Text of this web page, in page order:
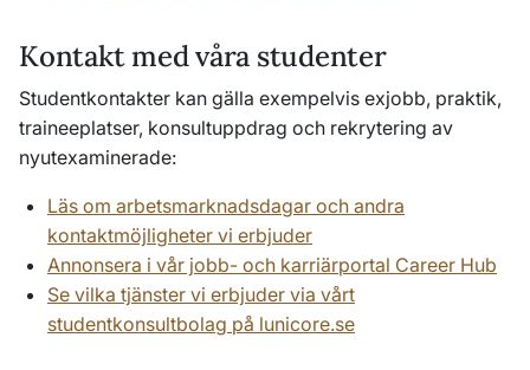
Kontakt med våra studenter
Studentkontakter kan gälla exempelvis exjobb, praktik,
traineeplatser, konsultuppdrag och rekrytering av
nyutexaminerade:
Läs om arbetsmarknadsdagar och andra
kontaktmöjligheter vi erbjuder
Annonsera i vår jobb- och karriärportal Career Hub
Se vilka tjänster vi erbjuder via vårt
studentkonsultbolag på lunicore.se